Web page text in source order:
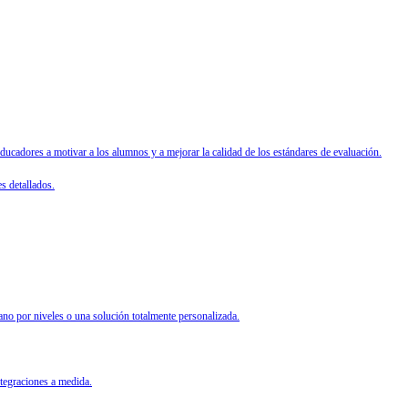
a motivar a los alumnos y a mejorar la calidad de los estándares de evaluación.
detallados.
por niveles o una solución totalmente personalizada.
a medida.